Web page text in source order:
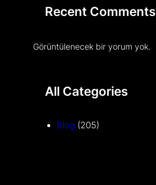
Recent Comments
Görüntülenecek bir yorum yok.
All Categories
Blog (205)